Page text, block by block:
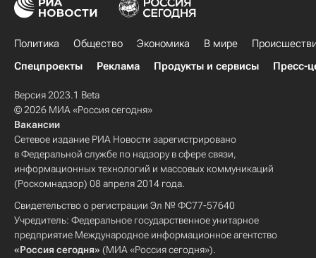
Политика Общество Экономика В мире
Спецпроекты
Реклама Продукты и сервисы Пресс-
Версия 2023.1 Beta
© 2026 МИА «Россия сегодня»
Вакансии
Сетевое издание РИА Новости зарегистрировано
в Федеральной службе по надзору в сфере связи,
информационных технологий и массовых коммуникаций
(Роскомнадзор) 08 апреля 2014 года.
Свидетельство о регистрации Эл № ФС77-57640
Учредитель: Федеральное государственное унитарное
предприятие Международное информационное агентство
«Россия сегодня» (МИА «Россия сегодня»).